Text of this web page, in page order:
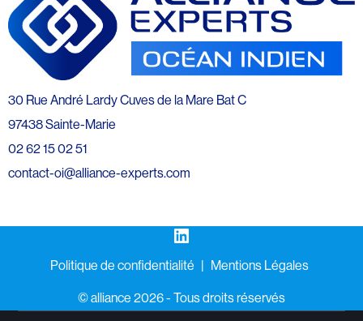
30 Rue André Lardy Cuves de la Mare Bat C
97438 Sainte-Marie
02 62 15 02 51
contact-oi@alliance-experts.com
LinkedIn
Politique de confidentialité Mentions Légales
©️ alliance 2026 - Tous droits réservés